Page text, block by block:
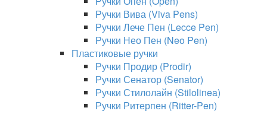
Ручки Вива (Viva Pens)
Ручки Лече Пен (Lecce Pen)
Ручки Нео Пен (Neo Pen)
Пластиковые ручки
Ручки Продир (Prodir)
Ручки Сенатор (Senator)
Ручки Стилолайн (Stilolinea)
Ручки Ритерпен (Ritter-Pen)